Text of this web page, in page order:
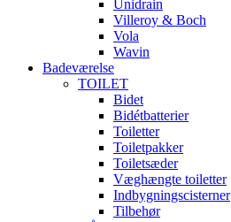
Unidrain
Villeroy & Boch
Vola
Wavin
Badeværelse
TOILET
Bidet
Bidétbatterier
Toiletter
Toiletpakker
Toiletsæder
Væghængte toiletter
Indbygningscisterner
Tilbehør